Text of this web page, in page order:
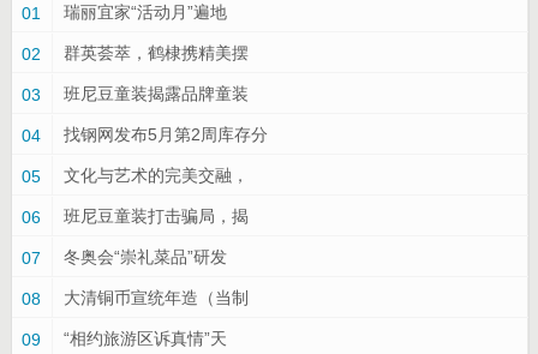
01
瑞丽宜家“活动月”遍地
02 群英荟萃，鹤棣携精美摆
03 班尼豆童装揭露品牌童装
04 找钢网发布5月第2周库存分
05 文化与艺术的完美交融，
06 班尼豆童装打击骗局，揭
07 冬奥会“崇礼菜品”研发
08 大清铜币宣统年造（当制
09 “相约旅游区诉真情”天